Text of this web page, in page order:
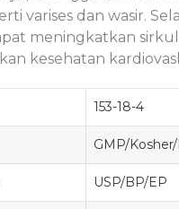
varises dan wasir.
meningkatkan
kesehatan
153-18-4
GMP/
USP/BP/EP